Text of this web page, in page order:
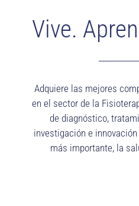
Vive.
Adquiere las mejores
en el sector de la
de diagnóstico,
investigación e innovación
más importante, la